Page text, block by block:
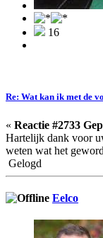
16
Re: Wat kan ik met de
« Reactie #2733
Hartelijk dank voor
weten wat het
Gelogd
Eelco